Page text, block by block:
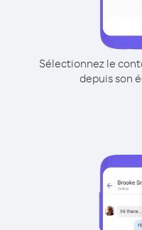
Sélectionnez le
depuis son